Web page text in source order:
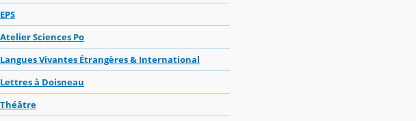
EPS
Atelier Sciences Po
Langues Vivantes Étrangères & International
Lettres à Doisneau
Théâtre